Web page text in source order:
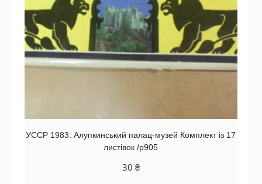
УССР 1983. Алупкинський палац-музей Комплект із 17
листівок /р905
30 ₴